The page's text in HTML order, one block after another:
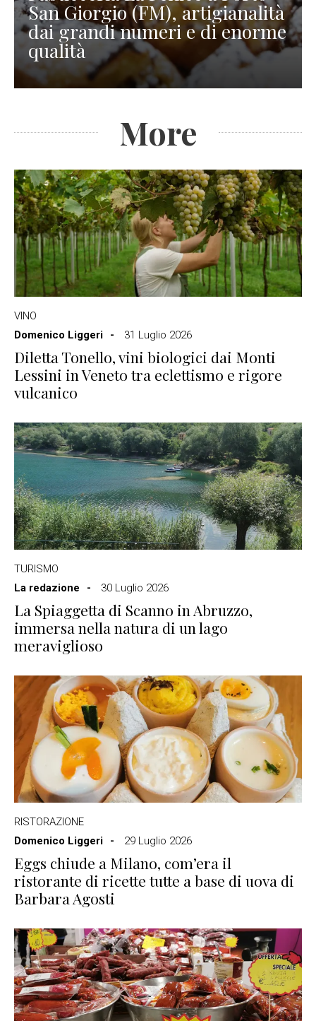
San Giorgio (FM), artigianalità
dai grandi numeri e di enorme
qualità
More
VINO
Domenico Liggeri
31 Luglio 2026
Diletta Tonello, vini biologici dai Monti
Lessini in Veneto tra eclettismo e rigore
vulcanico
TURISMO
La redazione
30 Luglio 2026
La Spiaggetta di Scanno in Abruzzo,
immersa nella natura di un lago
meraviglioso
RISTORAZIONE
Domenico Liggeri
29 Luglio 2026
Eggs chiude a Milano, com’era il
ristorante di ricette tutte a base di uova di
Barbara Agosti